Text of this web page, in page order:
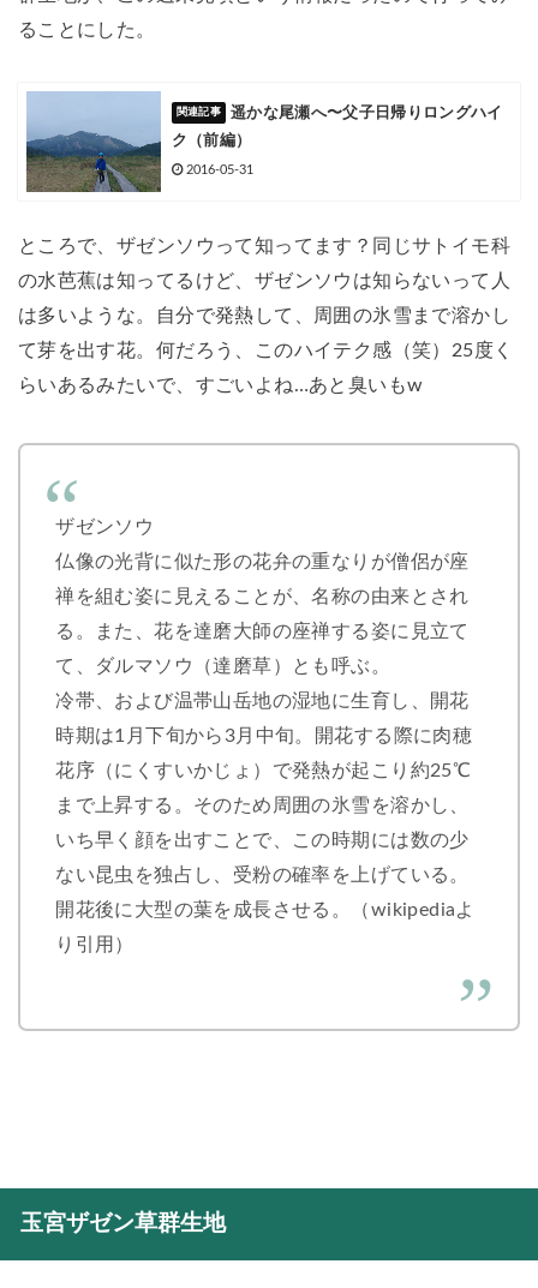
ることにした。
遥かな尾瀬へ〜父子日帰りロングハイ
ク（前編）
2016-05-31
ところで、ザゼンソウって知ってます？同じサトイモ科
の水芭蕉は知ってるけど、ザゼンソウは知らないって人
は多いような。自分で発熱して、周囲の氷雪まで溶かし
て芽を出す花。何だろう、このハイテク感（笑）25度く
らいあるみたいで、すごいよね…あと臭いもw
ザゼンソウ
仏像の光背に似た形の花弁の重なりが僧侶が座
禅を組む姿に見えることが、名称の由来とされ
る。また、花を達磨大師の座禅する姿に見立て
て、ダルマソウ（達磨草）とも呼ぶ。
冷帯、および温帯山岳地の湿地に生育し、開花
時期は1月下旬から3月中旬。開花する際に肉穂
花序（にくすいかじょ）で発熱が起こり約25℃
まで上昇する。そのため周囲の氷雪を溶かし、
いち早く顔を出すことで、この時期には数の少
ない昆虫を独占し、受粉の確率を上げている。
開花後に大型の葉を成長させる。（wikipediaよ
り引用）
玉宮ザゼン草群生地